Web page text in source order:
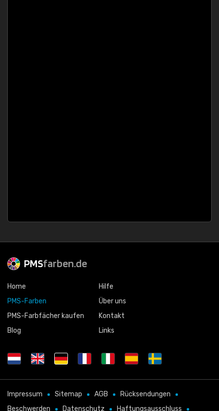
PMSfarben.de
Home
PMS-Farben
PMS-Farbfächer kaufen
Blog
Hilfe
Über uns
Kontakt
Links
Impressum Sitemap AGB
Rücksendungen
Beschwerden
Datenschutz Haftungsausschluss